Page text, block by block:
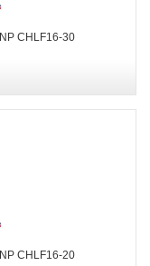
CHLF16-30
CHLF16-20